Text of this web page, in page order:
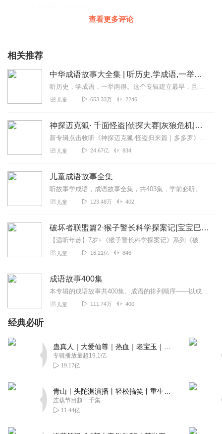
好好好好听听听听！！！！
2022-04-11
听友234133304
2022-01-28
查看更多评论
相关推荐
中华成语故事大全集 | 听历史,学成语,一举两得
听历史，学成语，一举两得。这个专辑建立最早，且最初为手机录制，水平低，音量小，录得不好。换了设备之后，又把前七百条音频一条一条重新录制替换了一遍。有不少听众朋友...
儿童 653.33万 2246
神探迈克狐· 千面怪盗|侦探大赛|灰狼危机|多多罗
新专辑点击收听《神探迈克狐·怪盗归来篇｜多多罗》！！！>>>点击进入主播橱窗购买《神探迈克狐》系列图书吧!<<<多多罗故事【点击前往】收听多多罗其他好玩有趣的故...
儿童 24.67亿 834
儿童成语故事全集
听故事学成语，成语故事全集，共403集，学前必听。
儿童 123.48万 402
破坏者联盟篇2·猴子警长科学探案记|宝宝巴士故事
【适听年龄】7岁+《猴子警长科学探案记》系列《破坏者联盟篇1·猴子警长科学探案记》>>>《破坏者联盟篇2·猴子警长科学探案记》>>>《破坏者联盟篇3·猴子警长科...
儿童 16.21亿 846
成语故事400集
本专辑的成语故事共400集。成语的排列顺序——以成语第一个字的拼音首字母先后顺序而排列，便于同学们快速搜索寻找。成语:古代汉语词汇中特有的一种长期相沿用的固定短...
儿童 111.74万 400
经典必听
专辑播放量超19.1亿
19.17亿
连载节目超一千集
11.44亿